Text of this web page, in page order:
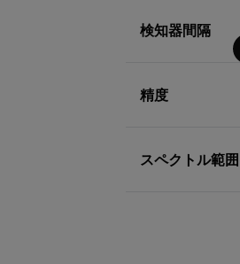
検知器間隔
精度
スペクトル範囲